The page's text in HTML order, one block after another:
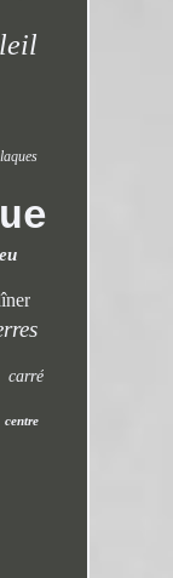
carré
centre